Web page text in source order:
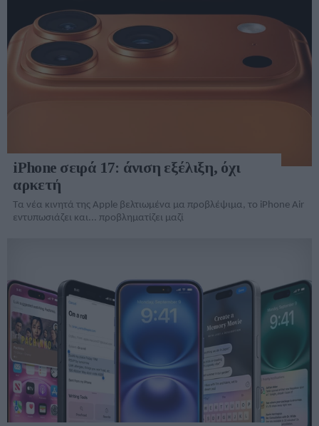
iPhone σειρά 17: άνιση εξέλιξη, όχι
αρκετή
Τα νέα κινητά της Apple βελτιωμένα μα προβλέψιμα, το iPhone Air
εντυπωσιάζει και... προβληματίζει μαζί